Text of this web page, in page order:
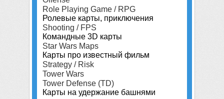
Role Playing Game / RPG
Ролевые карты, приключения
Shooting / FPS
Командные 3D карты
Star Wars Maps
Карты про известный фильм
Strategy / Risk
Tower Wars
Tower Defense (TD)
Карты на удержание башнями